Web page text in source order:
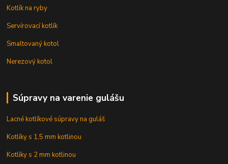
Kotlík na ryby
Servírovací kotlík
Smaltovaný kotol
Nerezový kotol
Súpravy na varenie gulášu
Lacné kotlíkové súpravy na guláš
Kotlíky s 1,5 mm kotlinou
Kotlíky s 2 mm kotlinou